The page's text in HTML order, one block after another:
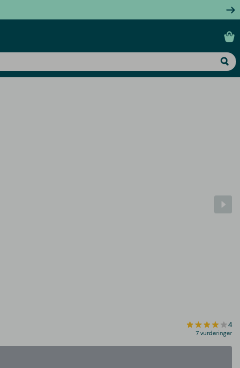
4
7 vurderinger